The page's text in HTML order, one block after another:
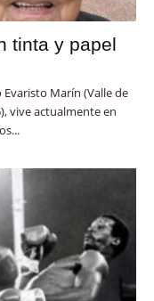
tinta y papel
Evaristo Marín (Valle de
vive actualmente en